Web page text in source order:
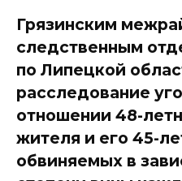
Грязинским
следственным
по Липецкой
расследование
отношении 48-
жителя и его 45-
обвиняемых в